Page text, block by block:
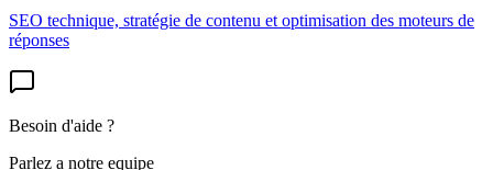
SEO technique, stratégie de contenu et optimisation des moteurs de
réponses
Besoin d'aide ?
Parlez a notre equipe